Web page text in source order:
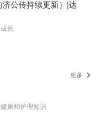
公传持续更新）|达
长
更多
康和护理知识